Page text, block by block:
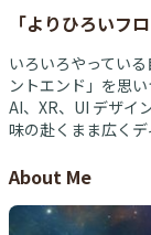
「よりひろいフ
いろいろやってい
ントエンド」を思
AI、XR、UI デザイ
味の赴くまま広く
About Me